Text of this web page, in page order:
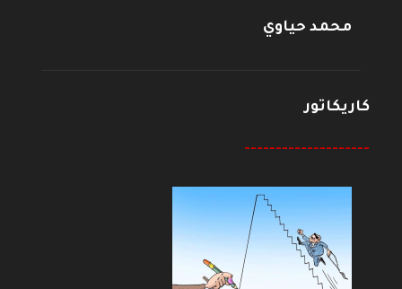
محمد حياوي
كاريكاتور
--------------------